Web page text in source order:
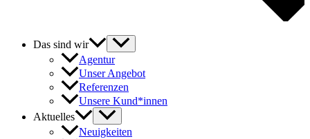
Das sind wir
Agentur
Unser Angebot
Referenzen
Unsere Kund*innen
Aktuelles
Neuigkeiten